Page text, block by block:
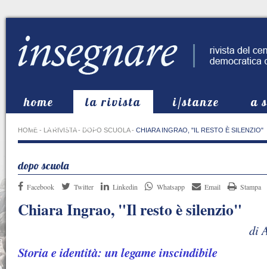
home la rivista i/stanze
a
in evidenza
HOME - LA RIVISTA- DOPO SCUOLA- CHIARA INGRAO, "IL RESTO È SILENZIO"
dopo scuola
Facebook Twitter Linkedin Whatsapp Email Stampa
Chiara Ingrao, "Il resto è silenzio"
di
Storia e identità: un legame inscindibile